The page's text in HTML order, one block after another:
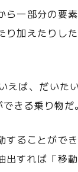
一部分の要
加えたりし
えば、だいた
きる乗り物だ。
ることがで
すれば「移